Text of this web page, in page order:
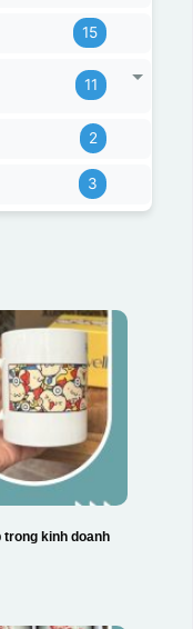
15
11
2
3
trong kinh doanh